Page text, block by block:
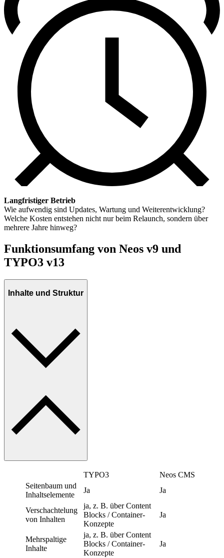
Langfristiger Betrieb
Wie aufwendig sind Updates, Wartung und Weiterentwicklung?
Welche Kosten entstehen nicht nur beim Relaunch, sondern über
mehrere Jahre hinweg?
Funktionsumfang von Neos v9 und
TYPO3 v13
Inhalte und Struktur
TYPO3
Neos CMS
Seitenbaum und
Inhaltselemente
Ja Ja
Verschachtelung
von Inhalten
ja, z. B. über Content
Blocks / Container-
Konzepte
Ja
Mehrspaltige
Inhalte
ja, z. B. über Content
Blocks / Container-
Konzepte
Ja